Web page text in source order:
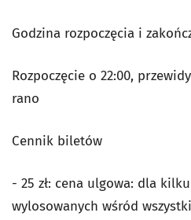
Godzina rozpoczęcia i
Rozpoczęcie o 22:00,
rano
Cennik biletów
- 25 zł: cena ulgowa: dla
wylosowanych wśród